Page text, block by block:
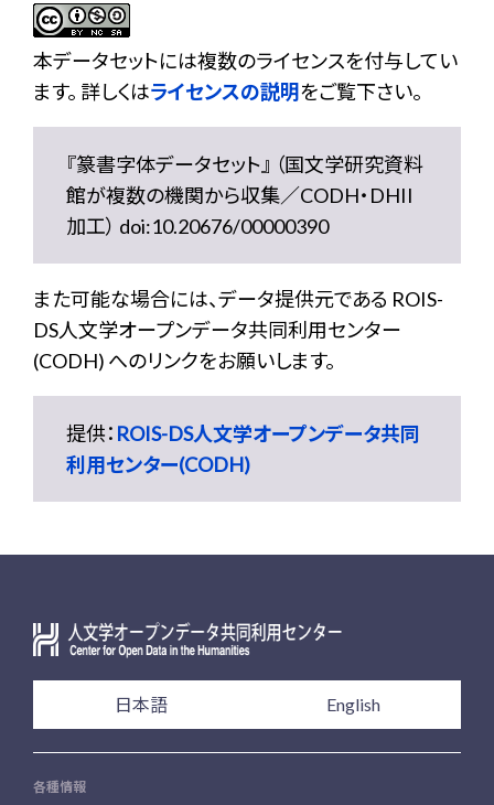
本データセットには複数のライセンスを付与してい
ます。 詳しくはライセンスの説明をご覧下さい。
『篆書字体データセット』 （国文学研究資料
館が複数の機関から収集／CODH・DHII
加工） doi:10.20676/00000390
また可能な場合には、データ提供元である ROIS-
DS人文学オープンデータ共同利用センター
(CODH) へのリンクをお願いします。
提供： ROIS-DS人文学オープンデータ共同
利用センター(CODH)
日本語 English
各種情報